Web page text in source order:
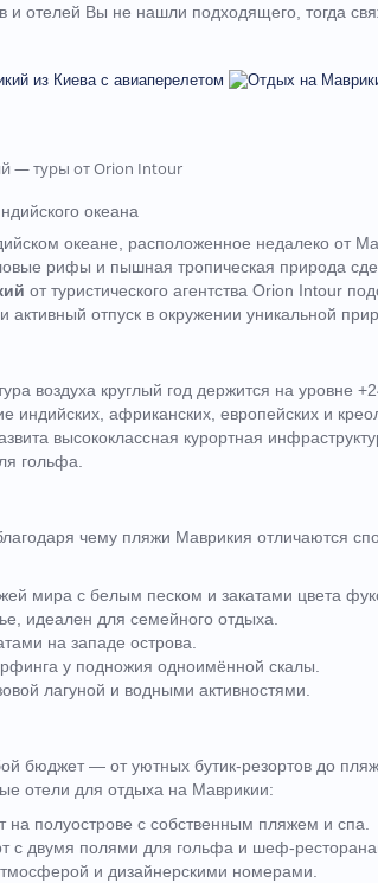
отелей Вы не нашли подходящего, тогда
океана
океане, расположенное недалеко от
рифы и пышная тропическая природа
от туристического агентства Orion Intour
отпуск в окружении уникальной
воздуха круглый год держится на уровне
африканских, европейских и
высококлассная курортная
гольфа.
чему пляжи Маврикия отличаются
мира с белым песком и закатами цвета
идеален для семейного отдыха.
на западе острова.
у подножия одноимённой скалы.
лагуной и водными активностями.
бюджет — от уютных бутик-резортов до
отели для отдыха на Маврикии:
полуострове с собственным пляжем и спа.
с двумя полями для гольфа и шеф-
и дизайнерскими номерами.